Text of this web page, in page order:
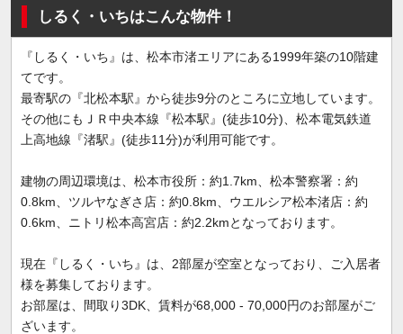
しるく・いちはこんな物件！
『しるく・いち』は、松本市渚エリアにある1999年築の10階建
てです。
最寄駅の『北松本駅』から徒歩9分のところに立地しています。
その他にもＪＲ中央本線『松本駅』(徒歩10分)、松本電気鉄道
上高地線『渚駅』(徒歩11分)が利用可能です。
建物の周辺環境は、松本市役所：約1.7km、松本警察署：約
0.8km、ツルヤなぎさ店：約0.8km、ウエルシア松本渚店：約
0.6km、ニトリ松本高宮店：約2.2kmとなっております。
現在『しるく・いち』は、2部屋が空室となっており、ご入居者
様を募集しております。
お部屋は、間取り3DK、賃料が68,000 - 70,000円のお部屋がご
ざいます。